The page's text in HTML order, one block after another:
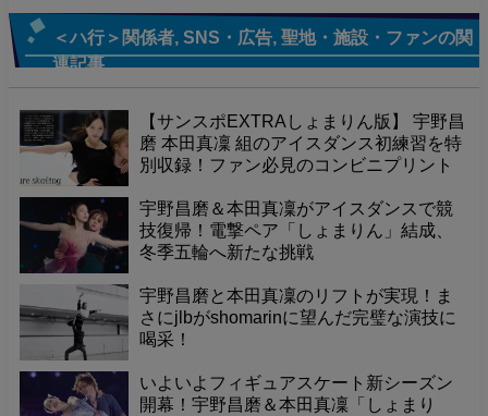
＜ハ行＞関係者, SNS・広告, 聖地・施設・ファンの関
連記事
【サンスポEXTRAしょまりん版】 宇野昌
磨 本田真凜 組のアイスダンス初練習を特
別収録！ファン必見のコンビニプリント
宇野昌磨＆本田真凜がアイスダンスで競
技復帰！電撃ペア「しょまりん」結成、
冬季五輪へ新たな挑戦
宇野昌磨と本田真凜のリフトが実現！ま
さにjlbがshomarinに望んだ完璧な演技に
喝采！
いよいよフィギュアスケート新シーズン
開幕！宇野昌磨＆本田真凜「しょまり